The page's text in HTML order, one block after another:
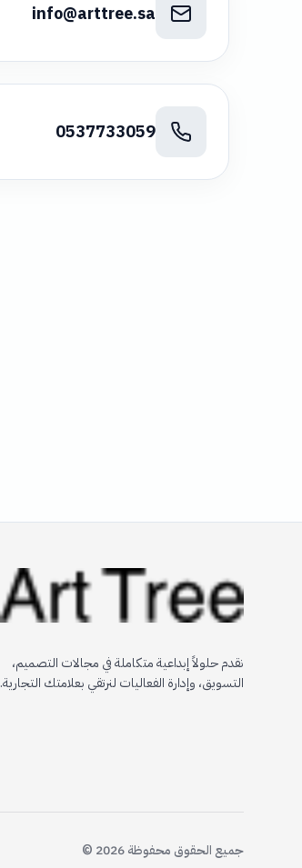
info@arttree.sa
0537733059
نقدم حلولاً إبداعية متكاملة في مجالات التصميم،
التسويق، وإدارة الفعاليات لنرتقي بعلامتك التجارية.
© 2026جميع الحقوق محفوظة